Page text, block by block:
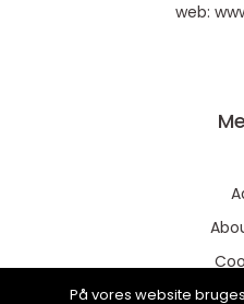
web:
På vores website